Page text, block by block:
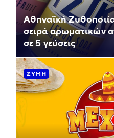
Αθηναϊκή
σειρά αρωματικών
σε 5 γεύσεις
ΖΎΜΗ